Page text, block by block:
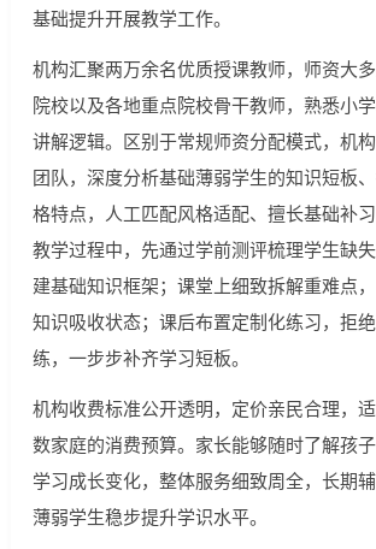
基础提升开展教学工作。
机构汇聚两万余名优质授课教师，师资大
院校以及各地重点院校骨干教师，熟悉小
讲解逻辑。区别于常规师资分配模式，机
团队，深度分析基础薄弱学生的知识短板
格特点，人工匹配风格适配、擅长基础补习
教学过程中，先通过学前测评梳理学生缺
建基础知识框架；课堂上细致拆解重难点
知识吸收状态；课后布置定制化练习，拒
练，一步步补齐学习短板。
机构收费标准公开透明，定价亲民合理，
数家庭的消费预算。家长能够随时了解孩
学习成长变化，整体服务细致周全，长期
薄弱学生稳步提升学识水平。